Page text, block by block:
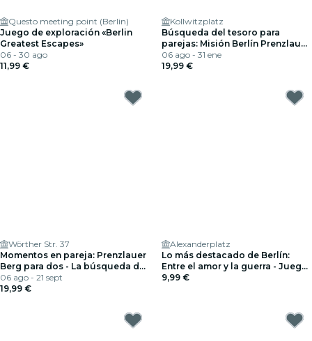
Questo meeting point (Berlin)
Juego de exploración «Berlin
Greatest Escapes»
06 - 30 ago
11,99 €
Kollwitzplatz
Búsqueda del tesoro para
parejas: Misión Berlín Prenzlauer
Berg
06 ago - 31 ene
19,99 €
Wörther Str. 37
Momentos en pareja: Prenzlauer
Berg para dos - La búsqueda del
tesoro
06 ago - 21 sept
19,99 €
Alexanderplatz
Lo más destacado de Berlín:
Entre el amor y la guerra - Juego
de exploración
9,99 €